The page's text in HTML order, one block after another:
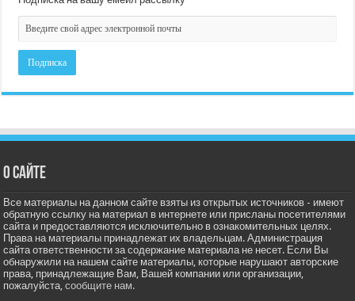
О сайте
Все материалы на данном сайте взяты из открытых источников - имеют
обратную ссылку на материал в интернете или присланы посетителями
сайта и предоставляются исключительно в ознакомительных целях.
Права на материалы принадлежат их владельцам. Администрация
сайта ответственности за содержание материала не несет. Если Вы
обнаружили на нашем сайте материалы, которые нарушают авторские
права, принадлежащие Вам, Вашей компании или организации,
пожалуйста,сообщите нам.